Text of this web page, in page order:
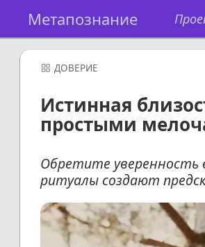
Метапознание
ДОВЕРИЕ
Истинная
простыми
Обретите уверенность
ритуалы создают